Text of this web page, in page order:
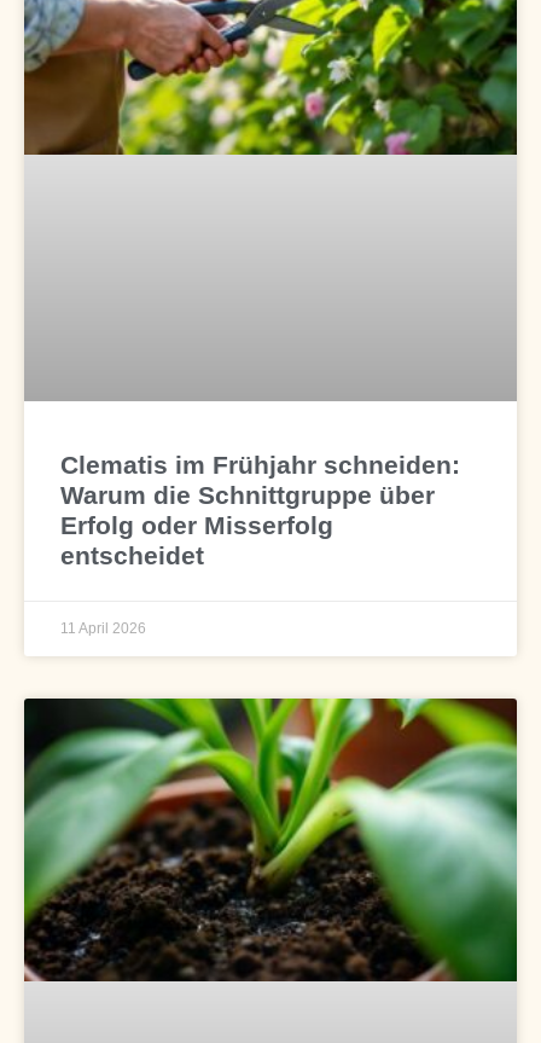
Clematis im Frühjahr schneiden:
Warum die Schnittgruppe über
Erfolg oder Misserfolg
entscheidet
11 April 2026